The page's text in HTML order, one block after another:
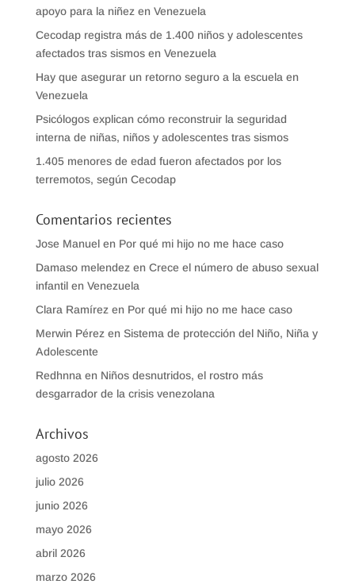
apoyo para la niñez en Venezuela
Cecodap registra más de 1.400 niños y adolescentes
afectados tras sismos en Venezuela
Hay que asegurar un retorno seguro a la escuela en
Venezuela
Psicólogos explican cómo reconstruir la seguridad
interna de niñas, niños y adolescentes tras sismos
1.405 menores de edad fueron afectados por los
terremotos, según Cecodap
Comentarios recientes
Jose Manuelen Por qué mi hijo no me hace caso
Damaso melendez en Crece el número de abuso sexual
infantil en Venezuela
Clara Ramírez en Por qué mi hijo no me hace caso
Merwin Pérez en Sistema de protección del Niño, Niña y
Adolescente
Redhnna en Niños desnutridos, el rostro más
desgarrador de la crisis venezolana
Archivos
agosto 2026
julio 2026
junio 2026
mayo 2026
abril 2026
marzo 2026